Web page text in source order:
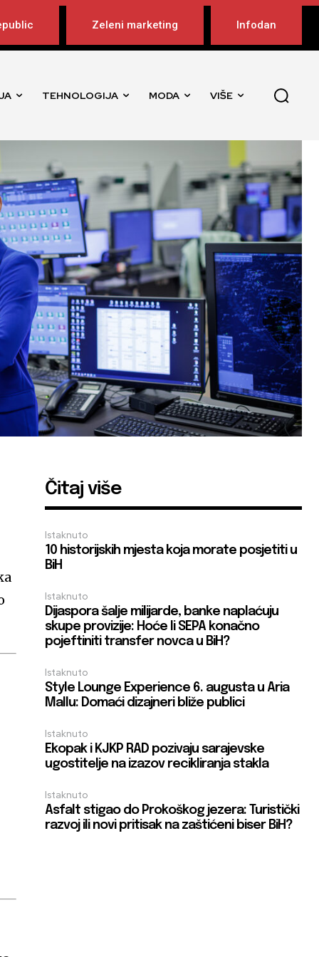
Zeleni marketing Infodan
TEHNOLOGIJA MODA VIŠE
Čitaj više
Istaknuto
10 historijskih mjesta koja morate posjetiti u
BiH
Istaknuto
Dijaspora šalje milijarde, banke naplaćuju
skupe provizije: Hoće li SEPA konačno
pojeftiniti transfer novca u BiH?
Istaknuto
Style Lounge Experience 6. augusta u Aria
Mallu: Domaći dizajneri bliže publici
Istaknuto
Ekopak i KJKP RAD pozivaju sarajevske
ugostitelje na izazov recikliranja stakla
Istaknuto
Asfalt stigao do Prokoškog jezera: Turistički
razvoj ili novi pritisak na zaštićeni biser BiH?